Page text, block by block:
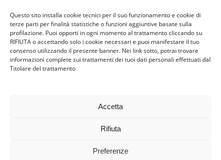
Questo sito installa cookie tecnici per il suo funzionamento e cookie di
terze parti per finalità statistiche o funzioni aggiuntive basate sulla
profilazione. Puoi opporti in ogni momento al trattamento cliccando su
RIFIUTA o accettando solo i cookie necessari e puoi manifestare il tuo
consenso utilizzando il presente banner. Nei link sotto, potrai trovare
informazioni complete sui trattamenti dei tuoi dati personali effettuati dal
Titolare del trattamento
Accetta
Rifiuta
Preferenze
Famiglie per l’accoglienza nel mondo